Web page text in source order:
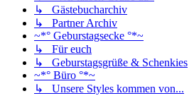
↳ Gästebucharchiv
↳ Partner Archiv
~*° Geburstagsecke °*~
↳ Für euch
↳ Geburstagsgrüße & Schenkies
~*° Büro °*~
↳ Unsere Styles kommen von...